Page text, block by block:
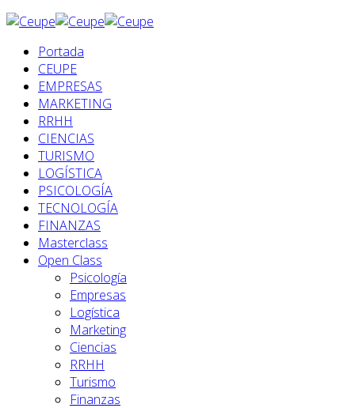
Portada
CEUPE
EMPRESAS
MARKETING
RRHH
CIENCIAS
TURISMO
LOGÍSTICA
PSICOLOGÍA
TECNOLOGÍA
FINANZAS
Masterclass
Open Class
Psicología
Empresas
Logística
Marketing
Ciencias
RRHH
Turismo
Finanzas